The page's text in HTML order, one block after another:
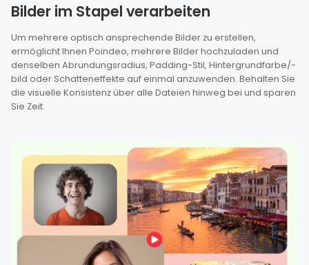
Bilder im Stapel verarbeiten
Um mehrere optisch ansprechende Bilder zu erstellen,
ermöglicht Ihnen Poindeo, mehrere Bilder hochzuladen und
denselben Abrundungsradius, Padding-Stil, Hintergrundfarbe/-
bild oder Schatteneffekte auf einmal anzuwenden. Behalten Sie
die visuelle Konsistenz über alle Dateien hinweg bei und sparen
Sie Zeit.